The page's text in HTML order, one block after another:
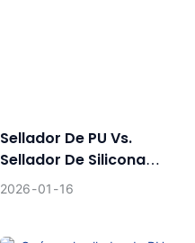
Sellador De PU Vs.
Sellador De Silicona
Neutra: ¿cómo Elegir El
2026 01 16